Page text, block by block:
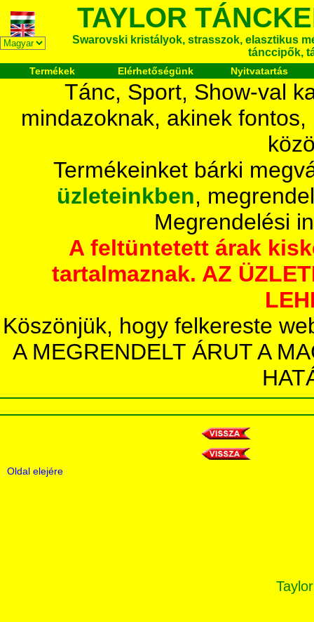
TAYLOR
Swarovski kristályok, strasszok, elasztikus
tánccipők,
Termékek Elérhetőségünk Nyitvatartás
Tánc, Sport, Show-val
mindazoknak, akinek
Termékeinket bárki
üzleteinkben,
Megrendelési
A feltüntetett árak
tartalmaznak. AZ
Köszönjük, hogy felkereste
A MEGRENDELT ÁRUT A
Oldal elejére